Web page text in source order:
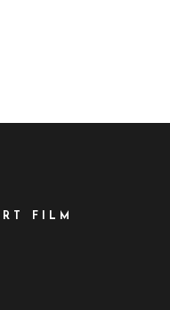
FILM